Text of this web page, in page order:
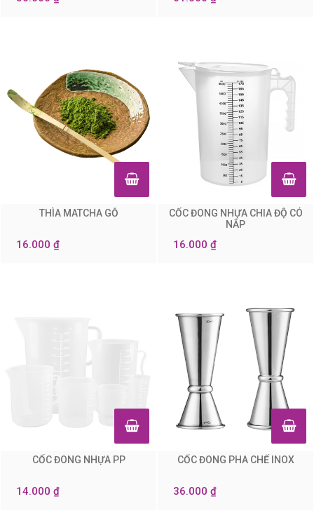
THÌA MATCHA GỖ
16.000 ₫
CỐC ĐONG NHỰA CHIA ĐỘ CÓ
NẮP
16.000 ₫
CỐC ĐONG NHỰA PP
14.000 ₫
CỐC ĐONG PHA CHẾ INOX
36.000 ₫